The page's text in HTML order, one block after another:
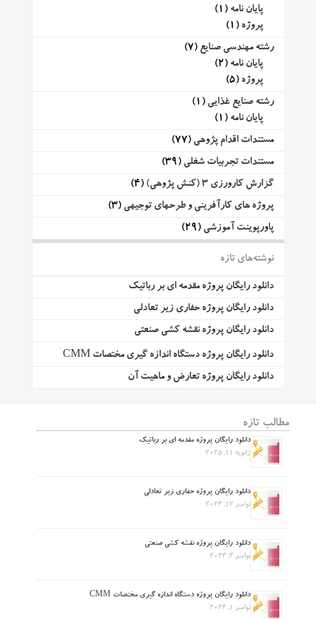
پایان نامه (1)
پروژه (1)
رشته مهندسی صنایع (7)
پایان نامه (2)
پروژه (5)
رشته صنایع غذایی (1)
پایان نامه (1)
مستندات اقدام پژوهی (77)
مستندات تجربیات شغلی (39)
گزارش کارورزی 3 (کنش پژوهی)
(4)
پروژه های کارآفرینی و طرحهای توجیهی (3)
پاورپوینت آموزشی (29)
نوشته‌های تازه
دانلود رایگان پروژه مقدمه ای بر رباتیک
دانلود رایگان پروژه حفاری زیر تعادلی
دانلود رایگان پروژه نقشه کشی صنعتی
دانلود رایگان پروژه دستگاه اندازه گیری مختصات CMM
دانلود رایگان پروژه تعارض و ماهیت آن
مطالب تازه
دانلود رایگان پروژه مقدمه ای بر رباتیک
ژانویه 11, 2025
دانلود رایگان پروژه حفاری زیر تعادلی
نوامبر 12, 2024
دانلود رایگان پروژه نقشه کشی صنعتی
نوامبر 4, 2024
دانلود رایگان پروژه دستگاه اندازه گیری مختصات CMM
نوامبر 1, 2024